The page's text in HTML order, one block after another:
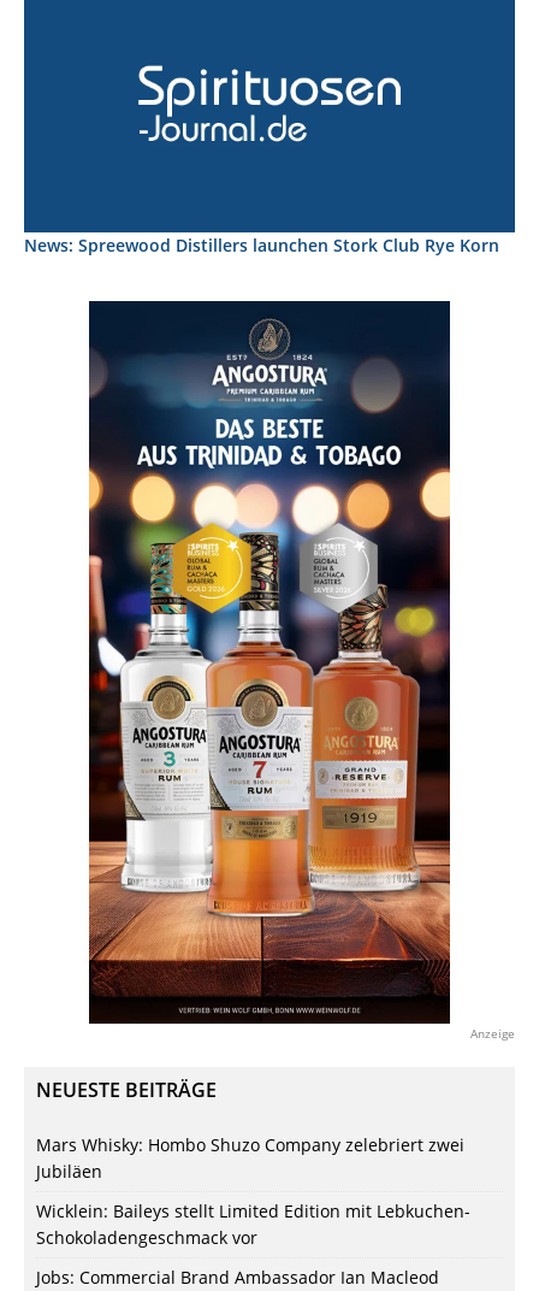
News: Spreewood Distillers launchen Stork Club Rye Korn
Anzeige
NEUESTE BEITRÄGE
Mars Whisky: Hombo Shuzo Company zelebriert zwei
Jubiläen
Wicklein: Baileys stellt Limited Edition mit Lebkuchen-
Schokoladengeschmack vor
Jobs: Commercial Brand Ambassador Ian Macleod